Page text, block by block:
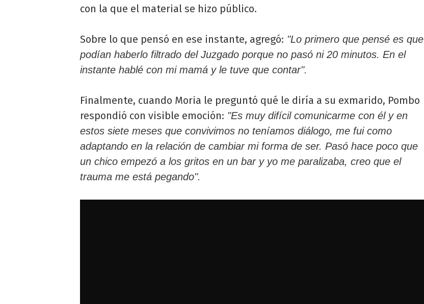
con la que el material se hizo público.
Sobre lo que pensó en ese instante, agregó: "Lo primero que pensé es que
podían haberlo filtrado del Juzgado porque no pasó ni 20 minutos. En el
instante hablé con mi mamá y le tuve que contar".
Finalmente, cuando Moria le preguntó qué le diría a su exmarido, Pombo
respondió con visible emoción: "Es muy difícil comunicarme con él y en
estos siete meses que convivimos no teníamos diálogo, me fui como
adaptando en la relación de cambiar mi forma de ser. Pasó hace poco que
un chico empezó a los gritos en un bar y yo me paralizaba, creo que el
trauma me está pegando".